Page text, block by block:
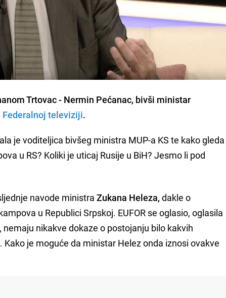
Trtovac - Nermin Pećanac, bivši ministar
Federalnoj televiziji.
je voditeljica bivšeg ministra MUP-a KS te kako gleda
u RS? Koliki je uticaj Rusije u BiH? Jesmo li pod
navode ministraZukana Heleza, dakle o
u Republici Srpskoj. EUFOR se oglasio, oglasila
nikakve dokaze o postojanju bilo kakvih
je moguće da ministar Helez onda iznosi ovakve